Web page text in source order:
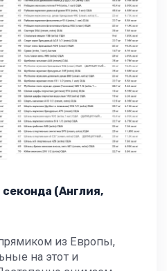
(Англия,
из Европы,
на этот и